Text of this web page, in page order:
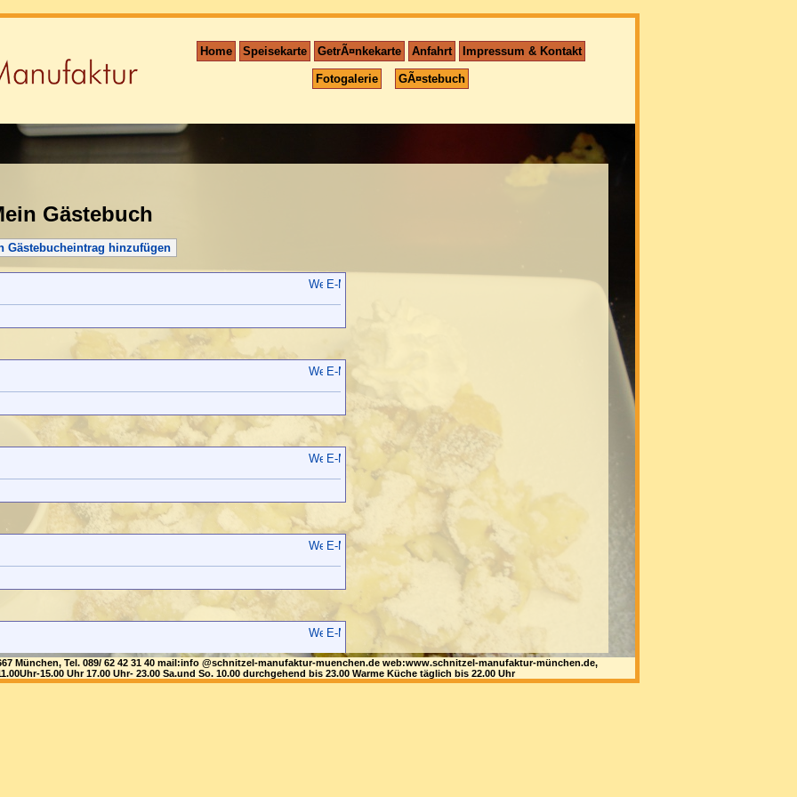
Home Speisekarte GetrÃ¤nkekarte Anfahrt Impressum & Kontakt
Fotogalerie GÃ¤stebuch
Gästebuch
Gästebucheintrag hinzufügen
München, Tel. 089/ 62 42 31 40 mail:info @schnitzel-manufaktur-muenchen.de web:www.schnitzel-manufaktur-münchen.de,
15.00 Uhr 17.00 Uhr- 23.00 Sa.und So. 10.00 durchgehend bis 23.00 Warme Küche täglich bis 22.00 Uhr